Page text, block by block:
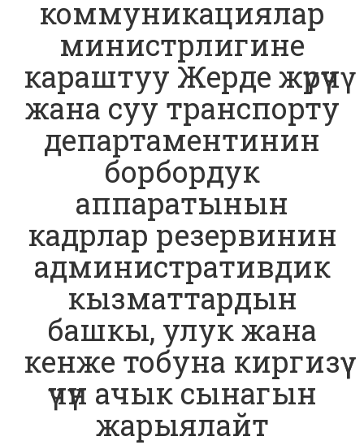
коммуникациялар
министрлигине
караштуу Жерде жүрүүчү
жана суу транспорту
департаментинин
борбордук
аппаратынын
кадрлар резервинин
административдик
кызматтардын
башкы, улук жана
кенже тобуна киргизүү
үчүн ачык сынагын
жарыялайт